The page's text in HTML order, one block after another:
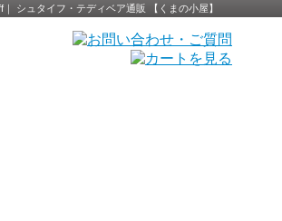
シュタイフ・テディベア通販 【くまの小屋】